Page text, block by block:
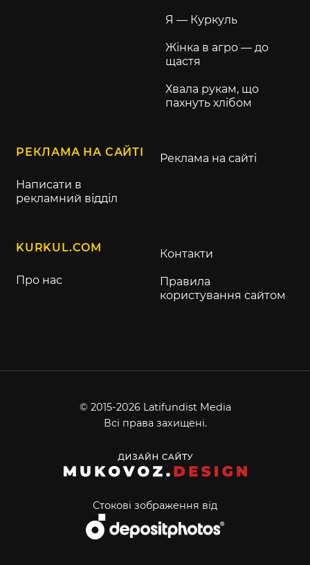
Я — Куркуль
Жінка в агро — до
щастя
Хвала рукам, що
пахнуть хлібом
РЕКЛАМА НА САЙТІ
Написати в
рекламний відділ
Реклама на сайті
KURKUL.COM
Про нас
Контакти
Правила
користування сайтом
© 2015-2026 Latifundist Media
Всі права захищені.
Стокові зображення від